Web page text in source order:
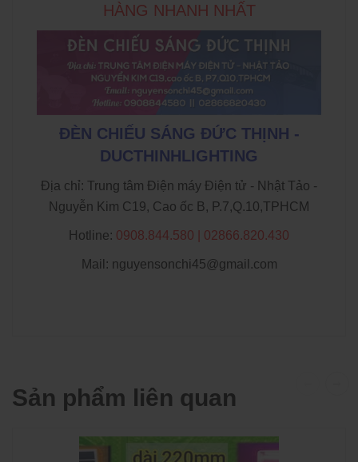
HÀNG NHANH NHẤT
ĐÈN CHIẾU SÁNG ĐỨC THỊNH -
DUCTHINHLIGHTING
Địa chỉ: Trung tâm Điện máy Điện tử - Nhật Tảo -
Nguyễn Kim C19, Cao ốc B, P.7,Q.10,TPHCM
Hotline: 0908.844.580 | 02866.820.430
Mail: nguyensonchi45@gmail.com
Sản phẩm liên quan